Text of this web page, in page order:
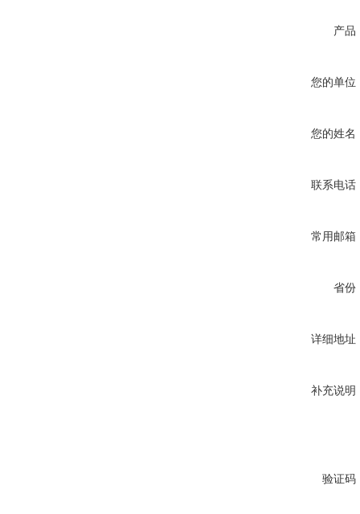
产品
您的单位
您的姓名
联系电话
常用邮箱
省份
详细地址
补充说明
验证码